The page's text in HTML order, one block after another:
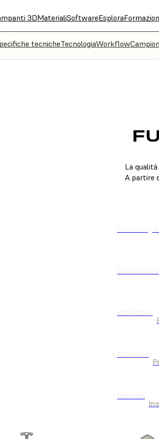
3DMaterialiSoftwareEsplora
tecnicheTecnologiaWorkflow
La
A partire
Pensa in
Costo
Produttiva
Affidabile
Intuitiva